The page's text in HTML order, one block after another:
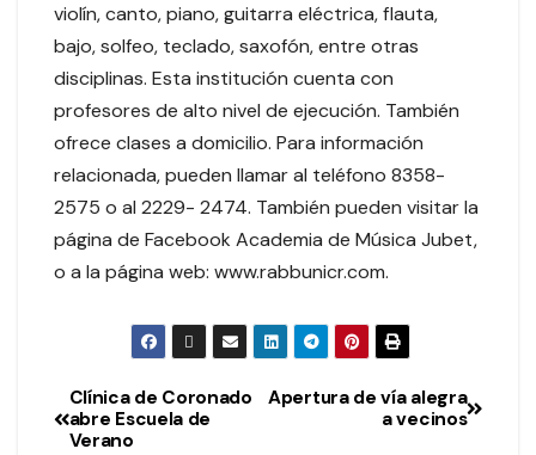
violín, canto, piano, guitarra eléctrica, flauta,
bajo, solfeo, teclado, saxofón, entre otras
disciplinas. Esta institución cuenta con
profesores de alto nivel de ejecución. También
ofrece clases a domicilio. Para información
relacionada, pueden llamar al teléfono 8358-
2575 o al 2229- 2474. También pueden visitar la
página de Facebook Academia de Música Jubet,
o a la página web: www.rabbunicr.com.
Apertura de vía alegra
a vecinos
Clínica de Coronado
abre Escuela de
Verano